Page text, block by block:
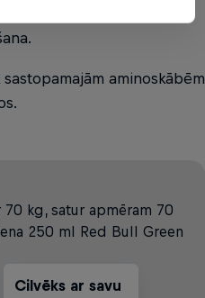
šūnu ūdens un
aminoskābēm
70 kg, satur apmēram 70
250 ml Red Bull Green
Cilvēks ar savu